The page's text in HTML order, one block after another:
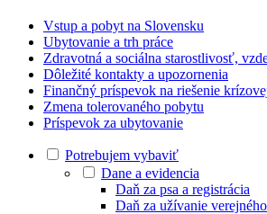
Vstup a pobyt na Slovensku
Ubytovanie a trh práce
Zdravotná a sociálna starostlivosť,
Dôležité kontakty a upozornenia
Finančný príspevok na riešenie
Zmena tolerovaného pobytu
Príspevok za ubytovanie
Potrebujem vybaviť
Dane a evidencia
Daň za psa a registrácia
Daň za užívanie